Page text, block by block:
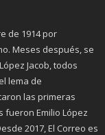
de 1914 por
Meses después, se
Jacob, todos
lema de
las primeras
fueron Emilio López
2017, El Correo es